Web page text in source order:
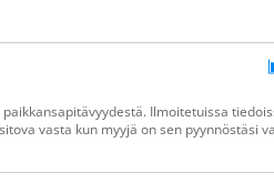
Ilmoitetuissa
vasta kun myyjä on sen pyynnöstäsi